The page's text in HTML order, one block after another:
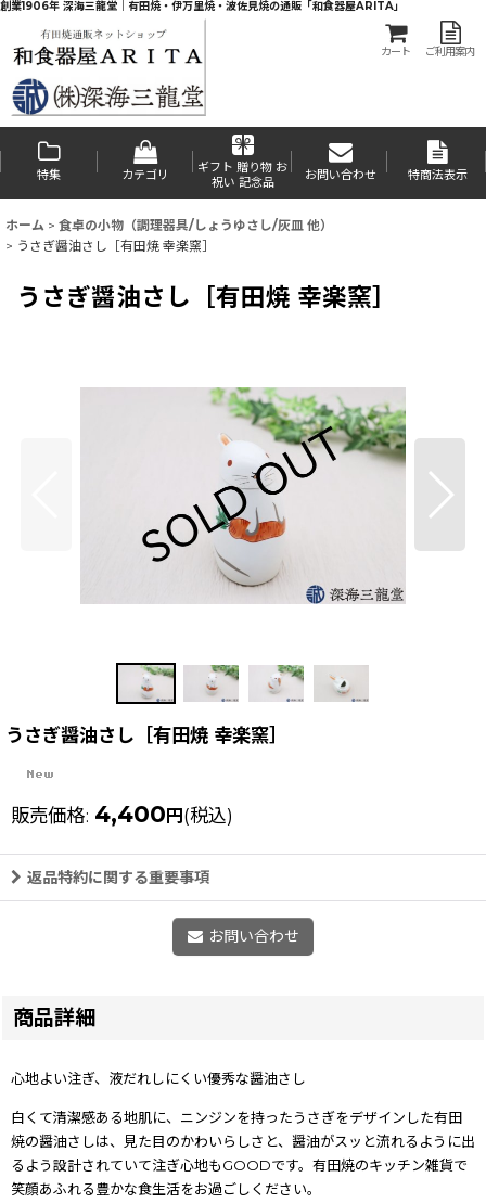
創業1906年 深海三龍堂｜有田焼・伊万里焼・波佐見焼の通販「和食器屋ARITA」
カート ご利用案内
特集 カテゴリ
ギフト 贈り物 お
祝い 記念品
お問い合わせ 特商法表示
ホーム > 食卓の小物（調理器具/しょうゆさし/灰皿 他）
> うさぎ醤油さし［有田焼 幸楽窯］
うさぎ醤油さし［有田焼 幸楽窯］
うさぎ醤油さし［有田焼 幸楽窯］
販売価格: 4,400円(税込)
返品特約に関する重要事項
お問い合わせ
商品詳細
心地よい注ぎ、液だれしにくい優秀な醤油さし
白くて清潔感ある地肌に、ニンジンを持ったうさぎをデザインした有田
焼の醤油さしは、見た目のかわいらしさと、醤油がスッと流れるように出
るよう設計されていて注ぎ心地もGOODです。有田焼のキッチン雑貨で
笑顔あふれる豊かな食生活をお過ごしください。